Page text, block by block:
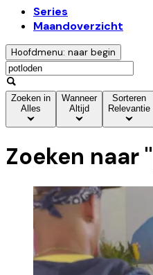
Series
Maandoverzicht
Hoofdmenu: naar begin
Zoeken in
Alles
Wanneer
Altijd
Sorteren
Relevantie
Zoeken naar "